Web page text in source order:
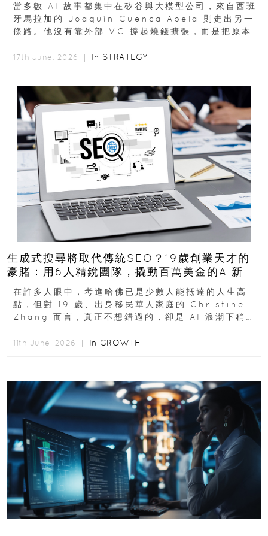
當多數 AI 故事都集中在矽谷與大模型公司，來自西班
牙馬拉加的 Joaquín Cuenca Abela 則走出另一
條路。他沒有靠外部 VC 撐起燒錢擴張，而是把原本
17th June, 2026 ｜ In STRATEGY
生成式搜尋將取代傳統SEO？19歲創業天才的
豪賭：用6人精銳團隊，撬動百萬美金的AI新商
機
在許多人眼中，考進哈佛已是少數人能抵達的人生高
點，但對 19 歲、出身移民華人家庭的 Christine
Zhang 而言，真正不想錯過的，卻是 AI 浪潮下稍縱
11th June, 2026 ｜ In GROWTH